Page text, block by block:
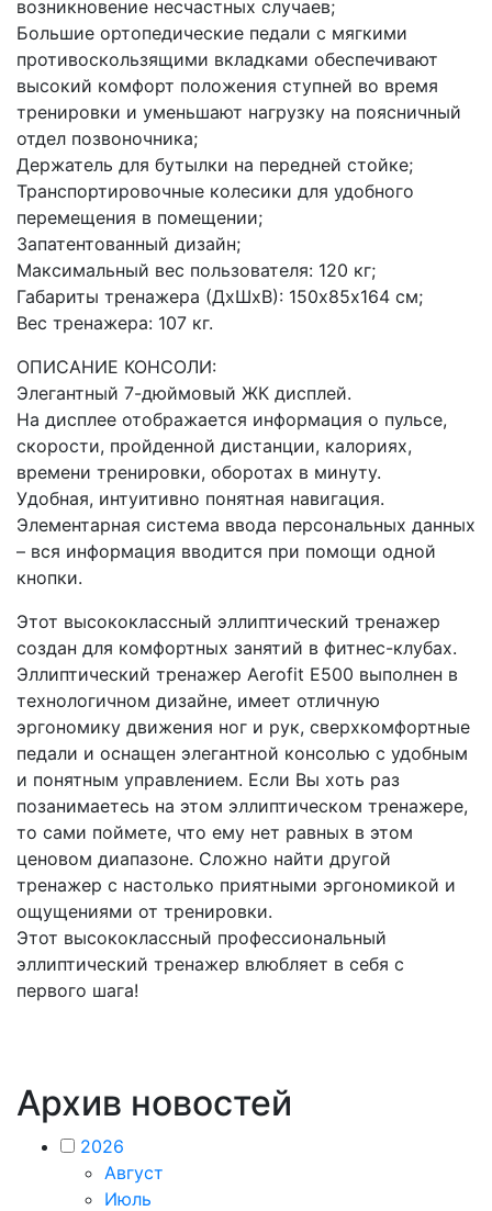
возникновение несчастных случаев;
Большие ортопедические педали с мягкими
противоскользящими вкладками обеспечивают
высокий комфорт положения ступней во время
тренировки и уменьшают нагрузку на поясничный
отдел позвоночника;
Держатель для бутылки на передней стойке;
Транспортировочные колесики для удобного
перемещения в помещении;
Запатентованный дизайн;
Максимальный вес пользователя: 120 кг;
Габариты тренажера (ДхШхВ): 150х85х164 см;
Вес тренажера: 107 кг.
ОПИСАНИЕ КОНСОЛИ:
Элегантный 7-дюймовый ЖК дисплей.
На дисплее отображается информация о пульсе,
скорости, пройденной дистанции, калориях,
времени тренировки, оборотах в минуту.
Удобная, интуитивно понятная навигация.
Элементарная система ввода персональных данных
– вся информация вводится при помощи одной
кнопки.
Этот высококлассный эллиптический тренажер
создан для комфортных занятий в фитнес-клубах.
Эллиптический тренажер Aerofit E500 выполнен в
технологичном дизайне, имеет отличную
эргономику движения ног и рук, сверхкомфортные
педали и оснащен элегантной консолью с удобным
и понятным управлением. Если Вы хоть раз
позанимаетесь на этом эллиптическом тренажере,
то сами поймете, что ему нет равных в этом
ценовом диапазоне. Сложно найти другой
тренажер с настолько приятными эргономикой и
ощущениями от тренировки.
Этот высококлассный профессиональный
эллиптический тренажер влюбляет в себя с
первого шага!
Архив новостей
2026
Август
Июль